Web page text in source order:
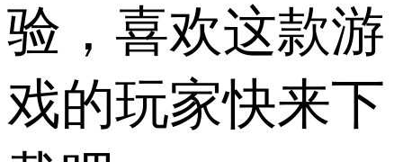
验，喜欢这款游
戏的玩家快来下